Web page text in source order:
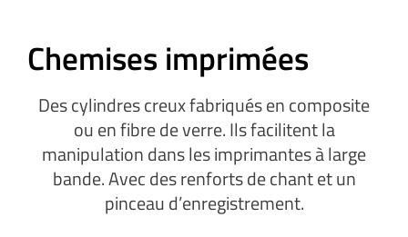
Chemises imprimées
Des cylindres creux fabriqués en composite
ou en fibre de verre. Ils facilitent la
manipulation dans les imprimantes à large
bande. Avec des renforts de chant et un
pinceau d’enregistrement.